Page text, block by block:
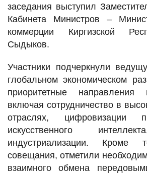
заседания выступил
Кабинета Министров –
коммерции Киргизской
Сыдыков.
Участники подчеркнули
глобальном экономическом
приоритетные направления
включая сотрудничество в
отраслях, цифровизации
искусственного
индустриализации. Кроме
совещания, отметили
взаимного обмена